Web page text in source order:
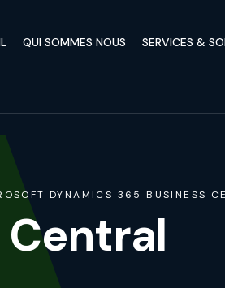
QUI SOMMES NOUS SERVICES &
DYNAMICS 365 BUSINESS
Central